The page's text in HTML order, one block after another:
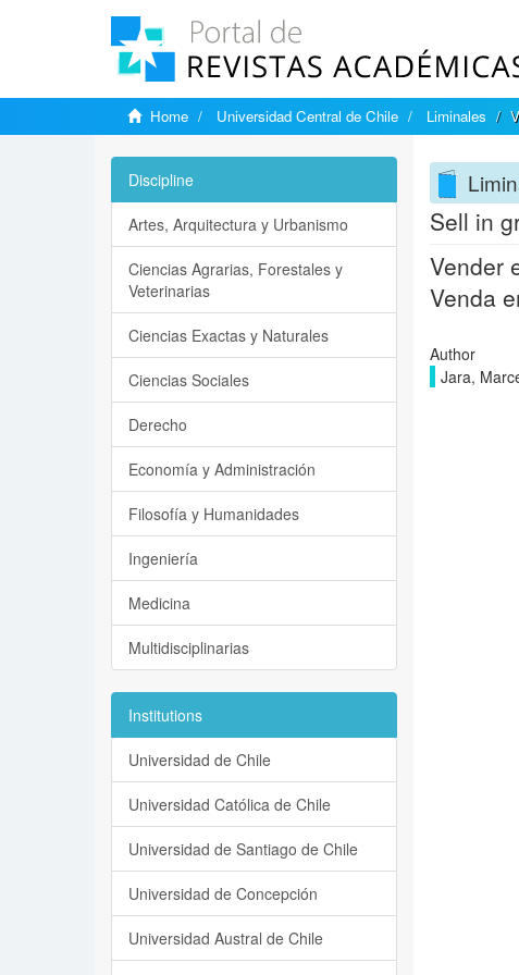
Home Universidad Central de Chile Liminales
Sell in
Vender
Venda
Author
Jara,
Discipline
Artes, Arquitectura y Urbanismo
Ciencias Agrarias, Forestales y
Veterinarias
Ciencias Exactas y Naturales
Ciencias Sociales
Derecho
Economía y Administración
Filosofía y Humanidades
Ingeniería
Medicina
Multidisciplinarias
Institutions
Universidad de Chile
Universidad Católica de Chile
Universidad de Santiago de Chile
Universidad de Concepción
Universidad Austral de Chile